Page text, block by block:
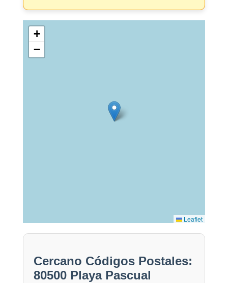
+
−
Leaflet
Cercano Códigos Postales:
80500 Playa Pascual